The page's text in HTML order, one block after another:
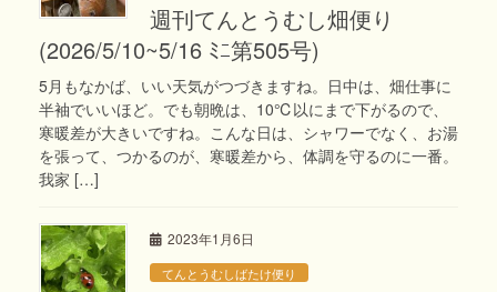
週刊てんとうむし畑便り
(2026/5/10~5/16 ﾐﾆ第505号)
5月もなかば、いい天気がつづきますね。日中は、畑仕事に
半袖でいいほど。でも朝晩は、10℃以にまで下がるので、
寒暖差が大きいですね。こんな日は、シャワーでなく、お湯
を張って、つかるのが、寒暖差から、体調を守るのに一番。
我家 […]
2023年1月6日
てんとうむしばたけ便り